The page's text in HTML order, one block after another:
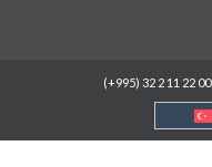
(+995) 32 2 11 22 00